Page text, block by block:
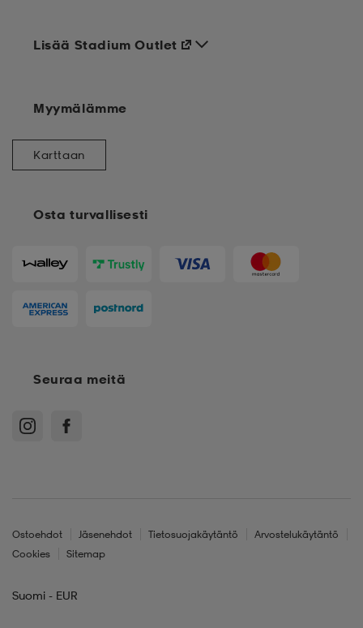
Osta turvallisesti
Lisää Stadium Outlet
Myymälämme
Karttaan
Seuraa meitä
Ostoehdot Jäsenehdot Tietosuojakäytäntö
Arvostelukäytäntö
Cookies
Sitemap
Suomi - EUR